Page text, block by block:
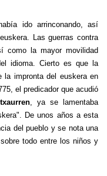
ido arrinconando, así
Las guerras contra
como la mayor movilidad
idioma. Cierto es que la
la impronta del euskera en
el predicador que acudió
, ya se lamentaba
De unos años a esta
del pueblo y se nota una
todo entre los niños y